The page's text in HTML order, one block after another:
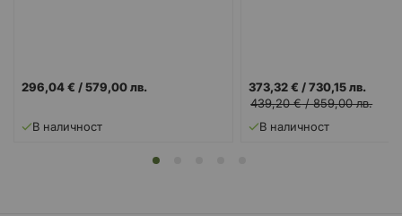
296,04 € /579,00 лв.
В наличност
373,32 € /730,15 лв.
439,20 €/859,00 лв.
В наличност